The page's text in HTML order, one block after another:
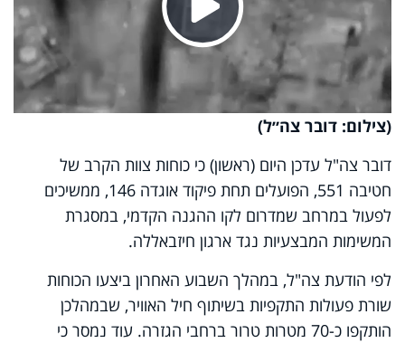
Play
Video
(צילום: דובר צה״ל)
דובר צה"ל עדכן היום (ראשון) כי כוחות צוות הקרב של
חטיבה 551, הפועלים תחת פיקוד אוגדה 146, ממשיכים
לפעול במרחב שמדרום לקו ההגנה הקדמי, במסגרת
המשימות המבצעיות נגד ארגון חיזבאללה.
לפי הודעת צה"ל, במהלך השבוע האחרון ביצעו הכוחות
שורת פעולות התקפיות בשיתוף חיל האוויר, שבמהלכן
הותקפו כ-70 מטרות טרור ברחבי הגזרה. עוד נמסר כי